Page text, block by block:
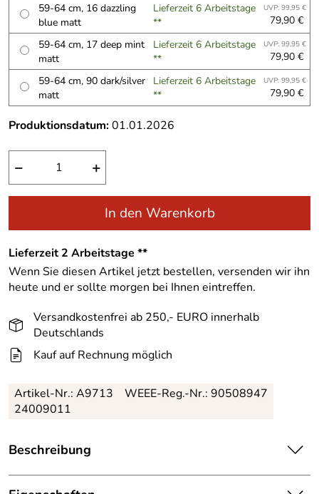
59-64 cm, 16 dazzling
blue matt
Lieferzeit 6 Arbeitstage
**
UVP: 99,95 €
79,90 €
59-64 cm, 17 deep mint
matt
Lieferzeit 6 Arbeitstage
**
UVP: 99,95 €
79,90 €
59-64 cm, 90 dark/silver
matt
Lieferzeit 6 Arbeitstage
**
UVP: 99,95 €
79,90 €
Produktionsdatum:01.01.2026
− +
In den Warenkorb
Lieferzeit 2 Arbeitstage **
Wenn Sie diesen Artikel jetzt bestellen, versenden wir ihn
heute und er sollte morgen bei Ihnen eintreffen.
Versandkostenfrei ab 250,- EURO innerhalb
Deutschlands
Kauf auf Rechnung möglich
Artikel-Nr.: A9713
24009011
WEEE-Reg.-Nr.: 90508947
Beschreibung
Aufgrund seiner sehr guten Passform, mit einem